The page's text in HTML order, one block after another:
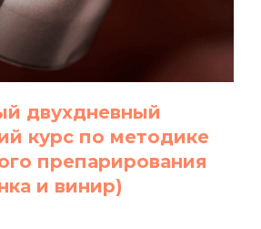
двухдневный
курс по методике
препарирования
и винир)